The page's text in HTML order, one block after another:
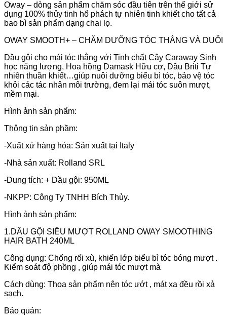
Oway – dòng sản phẩm chăm sóc đầu tiên trên thế giới sử
dụng 100% thủy tinh hổ phách tự nhiên tinh khiết cho tất cả
bao bì sản phẩm dạng chai lọ.
OWAY SMOOTH+ – CHĂM DƯỠNG TÓC THẲNG VÀ DUỖI
Dầu gội cho mái tóc thẳng với Tinh chất Cây Caraway Sinh
học năng lượng, Hoa hồng Damask Hữu cơ, Dầu Briti Tự
nhiên thuần khiết…giúp nuôi dưỡng biểu bì tóc, bảo vệ tóc
khỏi các tác nhân môi trường, đem lại mái tóc suôn mượt,
mềm mại.
Hình ảnh sản phẩm:
Thông tin sản phầm:
-Xuất xứ hàng hóa: Sản xuất tại Italy
-Nhà sản xuất: Rolland SRL
-Dung tích: + Dầu gội: 950ML
-NKPP: Công Ty TNHH Bích Thủy.
Hình ảnh sản phẩm:
1.DẦU GỘI SIÊU MƯỢT ROLLAND OWAY SMOOTHING
HAIR BATH 240ML
Công dụng: Chống rối xù, khiến lớp biểu bì tóc bóng mượt .
Kiểm soát độ phồng , giúp mái tóc mượt mà
Cách dùng: Thoa sản phẩm nên tóc ướt , mát xa đều rồi xả
sạch.
Bảo quản: